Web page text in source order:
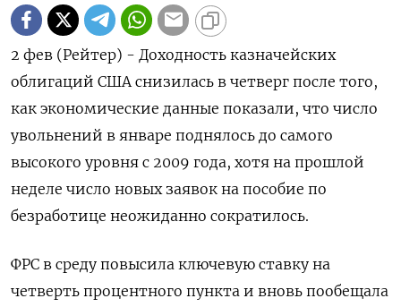
2 фев (Рейтер) - Доходность казначейских
облигаций США снизилась в четверг после того,
как экономические данные показали, что число
увольнений в январе поднялось до самого
высокого уровня с 2009 года, хотя на прошлой
неделе число новых заявок на пособие по
безработице неожиданно сократилось.
ФРС в среду повысила ключевую ставку на
четверть процентного пункта и вновь пообещала